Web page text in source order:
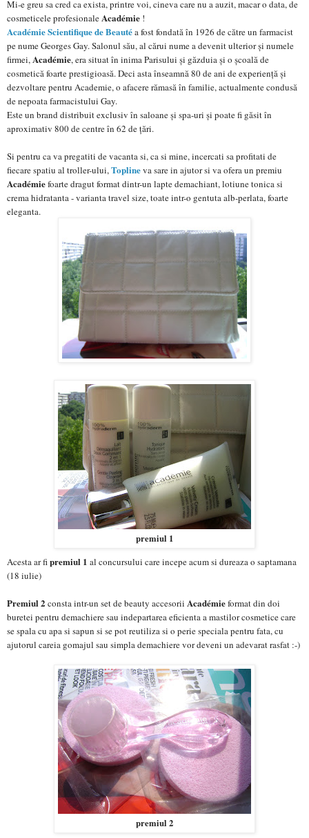
Mi-e greu sa cred ca exista, printre voi, cineva care nu a auzit, macar o data, de
cosmeticele profesionale Académie !
Académie Scientifique de Beautéa fost fondată în 1926 de către un farmacist
pe nume Georges Gay. Salonul său, al cărui nume a devenit ulterior și numele
firmei, Académie, era situat în inima Parisului și găzduia și o școală de
cosmetică foarte prestigioasă. Deci asta înseamnă 80 de ani de experiență și
dezvoltare pentru Academie, o afacere rămasă în familie, actualmente condusă
de nepoata farmacistului Gay.
Este un brand distribuit exclusiv în saloane și spa-uri și poate fi găsit în
aproximativ 800 de centre în 62 de țări.
Si pentru ca va pregatiti de vacanta si, ca si mine, incercati sa profitati de
fiecare spatiu al troller-ului,Toplineva sare in ajutor si va ofera un premiu
Académiefoarte dragut format dintr-un lapte demachiant, lotiune tonica si
crema hidratanta - varianta travel size, toate intr-o gentuta alb-perlata, foarte
eleganta.
premiul 1
Acesta ar fipremiul 1 al concursului care incepe acum si dureaza o saptamana
(18 iulie)
Premiul 2 consta intr-un set de beauty accesorii Académieformat din doi
buretei pentru demachiere sau indepartarea eficienta a mastilor cosmetice care
se spala cu apa si sapun si se pot reutiliza si o perie speciala pentru fata, cu
ajutorul careia gomajul sau simpla demachiere vor deveni un adevarat rasfat :-)
premiul 2